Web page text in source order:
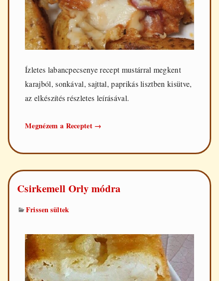
Ízletes labancpecsenye recept mustárral megkent
karajból, sonkával, sajttal, paprikás lisztben kisütve,
az elkészítés részletes leírásával.
Megnézem a Receptet Labancpecsenye
→
Csirkemell Orly módra
Frissen sültek